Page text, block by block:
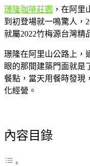
璟隆咖啡莊園 ，在阿里
到初登場就一鳴驚人，
就屬2022竹梅源台灣精
璟隆在阿里山公路上，
眼的那間建築門面就是
餐點，當天用餐時發現
化經營。
內容目錄